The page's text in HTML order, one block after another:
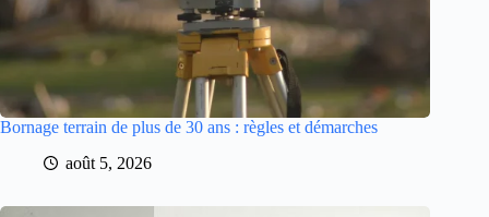
Bornage terrain de plus de 30 ans : règles et démarches
août 5, 2026